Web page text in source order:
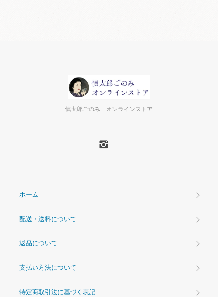
慎太郎ごのみ オンラインストア
ホーム
配送・送料について
返品について
支払い方法について
特定商取引法に基づく表記